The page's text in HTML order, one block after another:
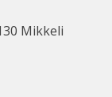
Mikkeli